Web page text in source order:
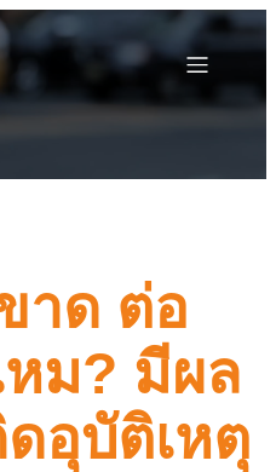
าด ต่อ
ม? มีผล
ดอุบัติเหตุ